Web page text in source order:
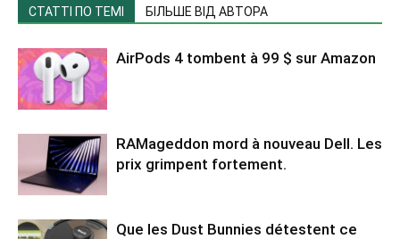
СТАТТІ ПО ТЕМІ БІЛЬШЕ ВІД АВТОРА
AirPods 4 tombent à 99 $ sur Amazon
RAMageddon mord à nouveau Dell. Les
prix grimpent fortement.
Que les Dust Bunnies détestent ce